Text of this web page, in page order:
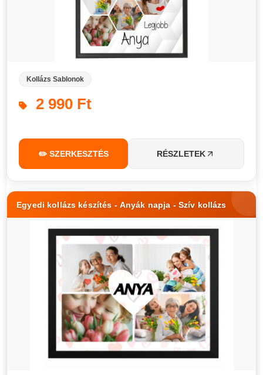
Kollázs Sablonok
2 990 Ft
✏️ SZERKESZTÉS RÉSZLETEK
Egyedi kollázs készítés - Anyák napja - Szív kollázs